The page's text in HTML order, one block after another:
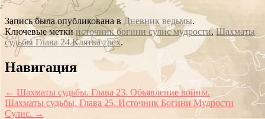
Запись была опубликована в Дневник ведьмы.
Ключевые меткиисточник богини сулис мудрости,Шахматы
судьбы Глава 24 Клятва трех.
Сообщение
навигации
Навигация
← Шахматы судьбы. Глава 23. Обьявление войны.
Шахматы судьбы. Глава 25. Источник Богини Мудрости
Сулис. →